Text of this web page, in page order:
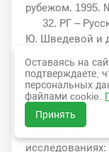
рубежом. 1995.
32. РГ –
Ю. Шведевой и
объяснение,
2012. – 204 с., с.
34. Сирота
Оставаясь на
подтверждаете,
персональных
файлами cookie.
Принять